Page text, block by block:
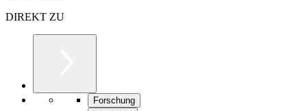
DIREKT ZU
Forschung